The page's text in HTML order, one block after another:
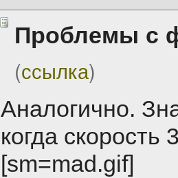
Проблемы с
(ссылка)
Аналогично.
когда
[sm=mad.gif]